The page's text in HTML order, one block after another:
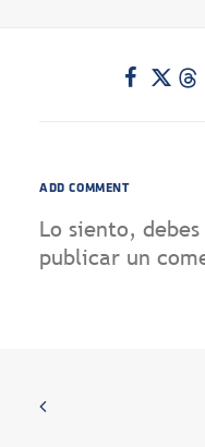
ADD COMMENT
Lo siento,
publicar un